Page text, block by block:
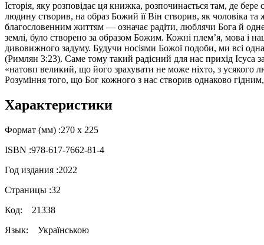
Історія, яку розповідає ця книжка, розпочинається там, де
людину створив, на образ Божий її Він створив, як чоловіка
благословенним життям — означає радіти, люблячи Бога й
землі, було створено за образом Божим. Кожні плем’я, мова і
дивовижного задуму. Будучи носіями Божої подоби, ми всі
(Римлян 3:23). Саме тому такий радісний для нас прихід Ісуса
«натовп великий, що його зрахувати не може ніхто, з усякого
Розуміння того, що Бог кожного з нас створив однаково
Характеристики
Формат (мм) :270 х 225
ISBN :978-617-7662-81-4
Год издания :2022
Страницы :32
Код: 21338
Язык: Українською